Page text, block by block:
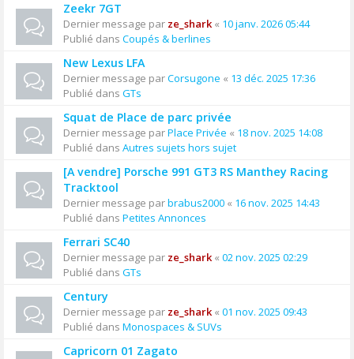
Zeekr 7GT
Dernier message par ze_shark« 10 janv. 2026 05:44
Publié dans Coupés & berlines
New Lexus LFA
Dernier message parCorsugone « 13 déc. 2025 17:36
Publié dans GTs
Squat de Place de parc privée
Dernier message parPlace Privée « 18 nov. 2025 14:08
Publié dans Autres sujets hors sujet
[A vendre] Porsche 991 GT3 RS Manthey Racing
Tracktool
Dernier message parbrabus2000 « 16 nov. 2025 14:43
Publié dans Petites Annonces
Ferrari SC40
Dernier message par ze_shark« 02 nov. 2025 02:29
Publié dans GTs
Century
Dernier message par ze_shark« 01 nov. 2025 09:43
Publié dans Monospaces & SUVs
Capricorn 01 Zagato